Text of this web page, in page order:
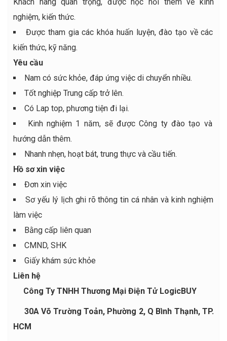
nghiệm, kiến thức.
Được tham gia các khóa huấn luyện, đào tạo về các
kiến thức, kỹ năng.
Yêu cầu
Nam có sức khỏe, đáp ứng việc di chuyển nhiều.
Tốt nghiệp Trung cấp trở lên.
Có Lap top, phương tiện đi lại.
Kinh nghiệm 1 năm, sẽ được Công ty đào tạo và
hướng dẫn thêm.
Nhanh nhẹn, hoạt bát, trung thực và cầu tiến.
Hồ sơ xin việc
Đơn xin việc
Sơ yếu lý lịch ghi rõ thông tin cá nhân và kinh nghiệm
làm việc
Bằng cấp liên quan
CMND, SHK
Giấy khám sức khỏe
Liên hệ
Công Ty TNHH Thương Mại Điện Tử LogicBUY
30A Võ Trường Toản, Phường 2, Q Bình Thạnh, TP.
HCM